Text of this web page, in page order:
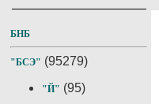
БНБ
"БСЭ" (95279)
"Й" (95)